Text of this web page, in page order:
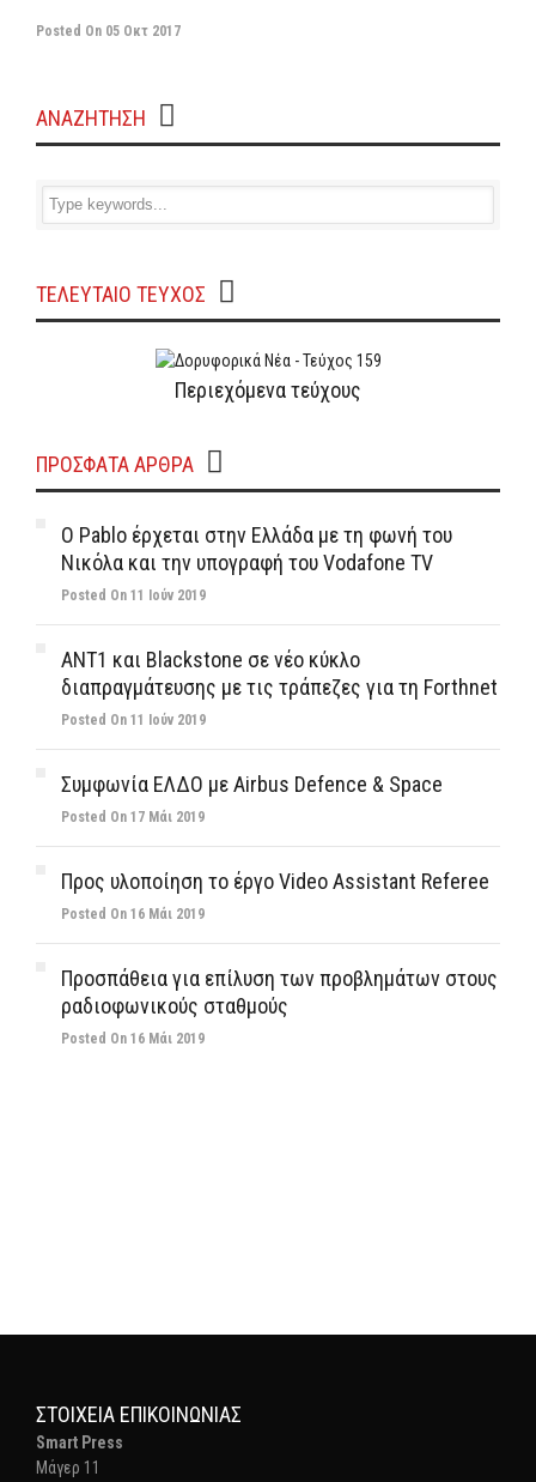
Posted On 05 Οκτ 2017
ΑΝΑΖΗΤΗΣΗ
ΤΕΛΕΥΤΑΙΟ ΤΕΥΧΟΣ
Περιεχόμενα τεύχους
ΠΡΌΣΦΑΤΑ ΆΡΘΡΑ
Ο Pablo έρχεται στην Ελλάδα με τη φωνή του
Νικόλα και την υπογραφή του Vodafone TV
Posted On 11 Ιούν 2019
ΑΝΤ1 και Blackstone σε νέο κύκλο
διαπραγμάτευσης με τις τράπεζες για τη Forthnet
Posted On 11 Ιούν 2019
Συμφωνία ΕΛΔΟ με Airbus Defence & Space
Posted On 17 Μάι 2019
Προς υλοποίηση το έργο Video Assistant Referee
Posted On 16 Μάι 2019
Προσπάθεια για επίλυση των προβλημάτων στους
ραδιοφωνικούς σταθμούς
Posted On 16 Μάι 2019
ΣΤΟΙΧΕΊΑ ΕΠΙΚΟΙΝΩΝΊΑΣ
Smart Press
Mάγερ 11